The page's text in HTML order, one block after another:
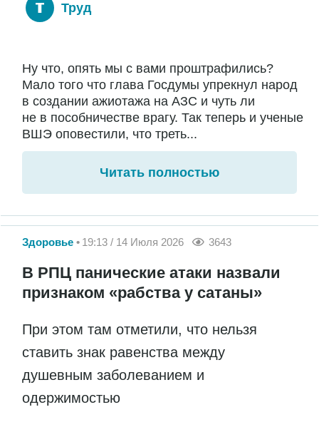
Труд
Ну что, опять мы с вами проштрафились?
Мало того что глава Госдумы упрекнул народ
в создании ажиотажа на АЗС и чуть ли
не в пособничестве врагу. Так теперь и ученые
ВШЭ оповестили, что треть...
Читать полностью
Здоровье 19:13 / 14 Июля 2026 3643
В РПЦ панические атаки назвали
признаком «рабства у сатаны»
При этом там отметили, что нельзя
ставить знак равенства между
душевным заболеванием и
одержимостью